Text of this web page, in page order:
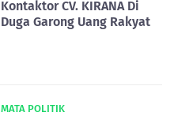
Kontaktor CV. KIRANA Di
Duga Garong Uang Rakyat
MATA POLITIK